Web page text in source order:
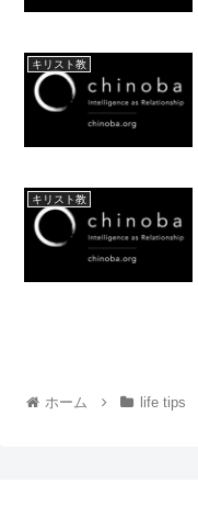
キリスト教
キリスト教
ホーム life tips